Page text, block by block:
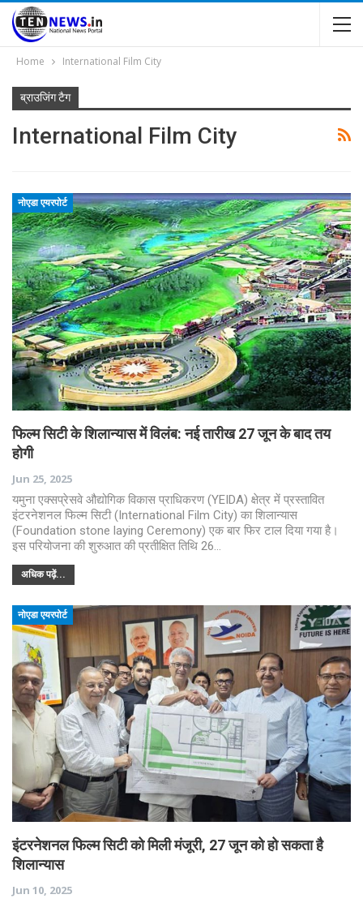
Home International Film City
ब्राउजिंग टैग
International Film City
नोएडा एयरपोर्ट
फिल्म सिटी के शिलान्यास में विलंब: नई तारीख 27 जून के बाद तय
होगी
Jun 25, 2025
यमुना एक्सप्रेसवे औद्योगिक विकास प्राधिकरण (YEIDA) क्षेत्र में प्रस्तावित
इंटरनेशनल फिल्म सिटी (International Film City) का शिलान्यास
(Foundation stone laying Ceremony) एक बार फिर टाल दिया गया है।
इस परियोजना की शुरुआत की प्रतीक्षित तिथि 26…
अधिक पढ़ें...
नोएडा एयरपोर्ट
इंटरनेशनल फिल्म सिटी को मिली मंजूरी, 27 जून को हो सकता है
शिलान्यास
Jun 10, 2025